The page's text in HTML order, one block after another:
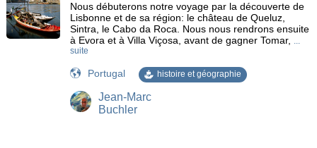
Nous débuterons notre voyage par la découverte de
Lisbonne et de sa région: le château de Queluz,
Sintra, le Cabo da Roca. Nous nous rendrons ensuite
à Evora et à Villa Viçosa, avant de gagner Tomar,
suite
Portugal histoire et géographie
Jean-Marc
Buchler